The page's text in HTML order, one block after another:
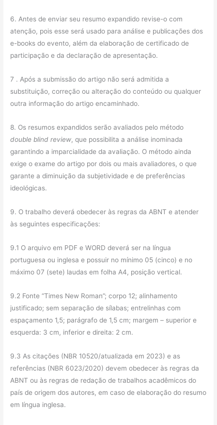
6. Antes de enviar seu resumo expandido revise-o com
atenção, pois esse será usado para análise e publicações dos
e-books do evento, além da elaboração de certificado de
participação e da declaração de apresentação.
7 . Após a submissão do artigo não será admitida a
substituição, correção ou alteração do conteúdo ou qualquer
outra informação do artigo encaminhado.
8. Os resumos expandidos serão avaliados pelo método
double blind review, que possibilita a análise inominada
garantindo a imparcialidade da avaliação. O método ainda
exige o exame do artigo por dois ou mais avaliadores, o que
garante a diminuição da subjetividade e de preferências
ideológicas.
9. O trabalho deverá obedecer às regras da ABNT e atender
às seguintes especificações:
9.1 O arquivo em PDF e WORD deverá ser na língua
portuguesa ou inglesa e possuir no mínimo 05 (cinco) e no
máximo 07 (sete) laudas em folha A4, posição vertical.
9.2 Fonte “Times New Roman”; corpo 12; alinhamento
justificado; sem separação de sílabas; entrelinhas com
espaçamento 1,5; parágrafo de 1,5 cm; margem – superior e
esquerda: 3 cm, inferior e direita: 2 cm.
9.3 As citações (NBR 10520/atualizada em 2023) e as
referências (NBR 6023/2020) devem obedecer às regras da
ABNT ou às regras de redação de trabalhos acadêmicos do
país de origem dos autores, em caso de elaboração do resumo
em língua inglesa.